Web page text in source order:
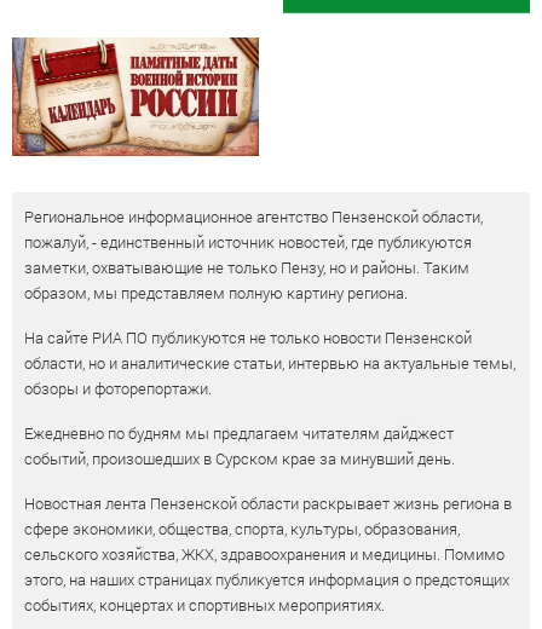
Региональное информационное агентство Пензенской области,
пожалуй, - единственный источник новостей, где публикуются
заметки, охватывающие не только Пензу, но и районы. Таким
образом, мы представляем полную картину региона.
На сайте РИА ПО публикуются не только новости Пензенской
области, но и аналитические статьи, интервью на актуальные темы,
обзоры и фоторепортажи.
Ежедневно по будням мы предлагаем читателям дайджест
событий, произошедших в Сурском крае за минувший день.
Новостная лента Пензенской области раскрывает жизнь региона в
сфере экономики, общества, спорта, культуры, образования,
сельского хозяйства, ЖКХ, здравоохранения и медицины. Помимо
этого, на наших страницах публикуется информация о предстоящих
событиях, концертах и спортивных мероприятиях.